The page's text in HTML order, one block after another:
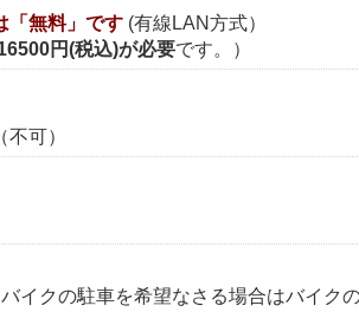
「無料」です (有線LAN方式）
円(税込)が必要です。）
可）
イクの駐車を希望なさる場合はバイク